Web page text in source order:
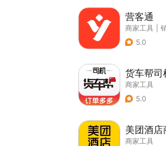
营客通
商家工具
5.0
货车帮司
商家工具
5.0
美团酒店
商家工具